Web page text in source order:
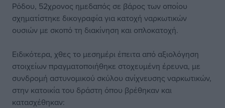
Ρόδου, 52χρονος ημεδαπός σε βάρος των οποίου
σχηματίστηκε δικογραφία για κατοχή ναρκωτικών
ουσιών με σκοπό τη διακίνηση και οπλοκατοχή.
Ειδικότερα, χθες το μεσημέρι έπειτα από αξιολόγηση
στοιχείων πραγματοποιήθηκε στοχευμένη έρευνα, με
συνδρομή αστυνομικού σκύλου ανίχνευσης ναρκωτικών,
στην κατοικία του δράστη όπου βρέθηκαν και
κατασχέθηκαν: